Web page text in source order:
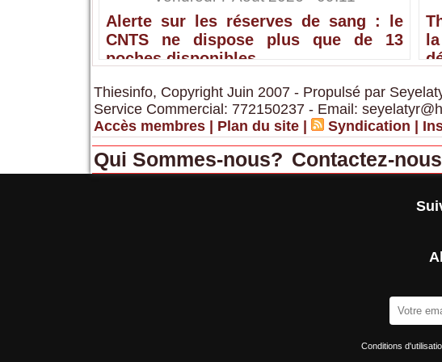
Alerte sur les réserves de sang : le
CNTS ne dispose plus que de 13
poches disponibles
Thiesinfo, Copyright Juin 2007 - Propulsé par
Service Commercial: 772150237 - Email:
Accès membres
Plan du site Syndication
Qui Sommes-nous? Contactez-nous
Conditions